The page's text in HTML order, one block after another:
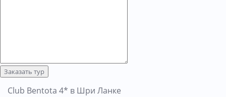
Заказать тур
Club Bentota 4* в Шри Ланке